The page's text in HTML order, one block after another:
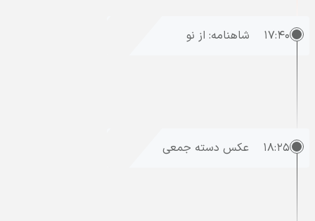
۱۷:۴۰ شاهنامه: از نو
۱۸:۲۵ عکس دسته جمعی